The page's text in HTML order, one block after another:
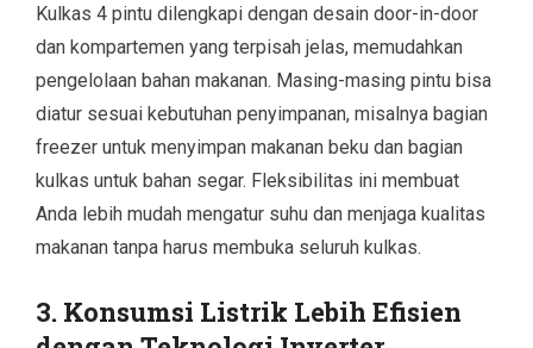
Kulkas 4 pintu dilengkapi dengan desain door-in-door
dan kompartemen yang terpisah jelas, memudahkan
pengelolaan bahan makanan. Masing-masing pintu bisa
diatur sesuai kebutuhan penyimpanan, misalnya bagian
freezer untuk menyimpan makanan beku dan bagian
kulkas untuk bahan segar. Fleksibilitas ini membuat
Anda lebih mudah mengatur suhu dan menjaga kualitas
makanan tanpa harus membuka seluruh kulkas.
3. Konsumsi Listrik Lebih Efisien